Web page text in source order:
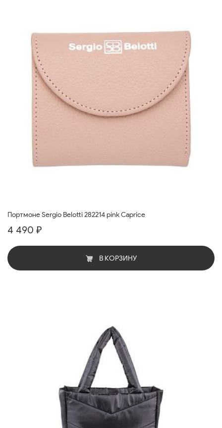
Портмоне Sergio Belotti 282214 pink Caprice
4 490 ₽
В КОРЗИНУ